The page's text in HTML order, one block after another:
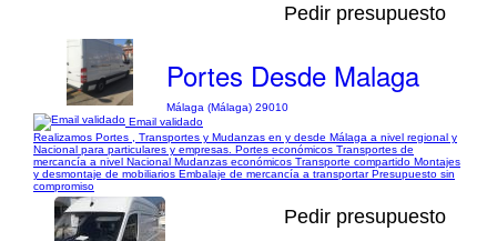
Pedir presupuesto
Portes Desde Malaga
Málaga (Málaga) 29010
Email validado
Realizamos Portes , Transportes y Mudanzas en y desde Málaga a nivel regional y
Nacional para particulares y empresas. Portes económicos Transportes de
mercancía a nivel Nacional Mudanzas económicos Transporte compartido Montajes
y desmontaje de mobiliarios Embalaje de mercancía a transportar Presupuesto sin
compromiso
Pedir presupuesto